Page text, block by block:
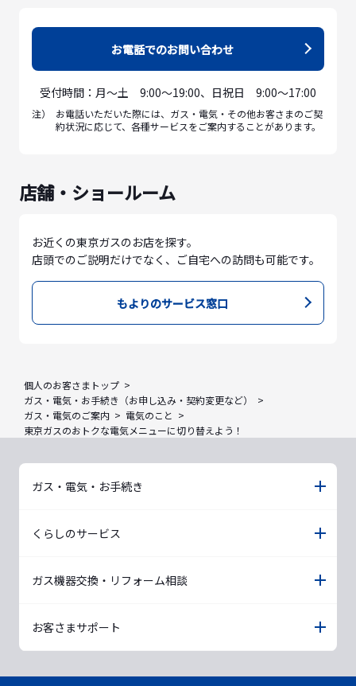
お電話でのお問い合わせ
受付時間：月〜土 9:00〜19:00、日祝日 9:00〜17:00
注）
お電話いただいた際には、ガス・電気・その他お客さまのご契
約状況に応じて、各種サービスをご案内することがあります。
店舗・ショールーム
お近くの東京ガスのお店を探す。
店頭でのご説明だけでなく、ご自宅への訪問も可能です。
もよりのサービス窓口
個人のお客さまトップ
ガス・電気・お手続き（お申し込み・契約変更など）
ガス・電気のご案内
電気のこと
東京ガスのおトクな電気メニューに切り替えよう！
ガス・電気・お手続き
くらしのサービス
ガス機器交換・リフォーム相談
お客さまサポート